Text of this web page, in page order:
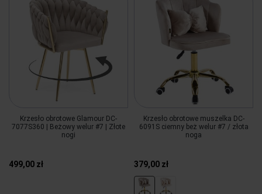
Krzesło obrotowe Glamour DC-
7077S360 | Beżowy welur #7 | Złote
nogi
499,00 zł
Krzesło obrotowe muszelka DC-
6091S ciemny beż welur #7 / złota
noga
379,00 zł